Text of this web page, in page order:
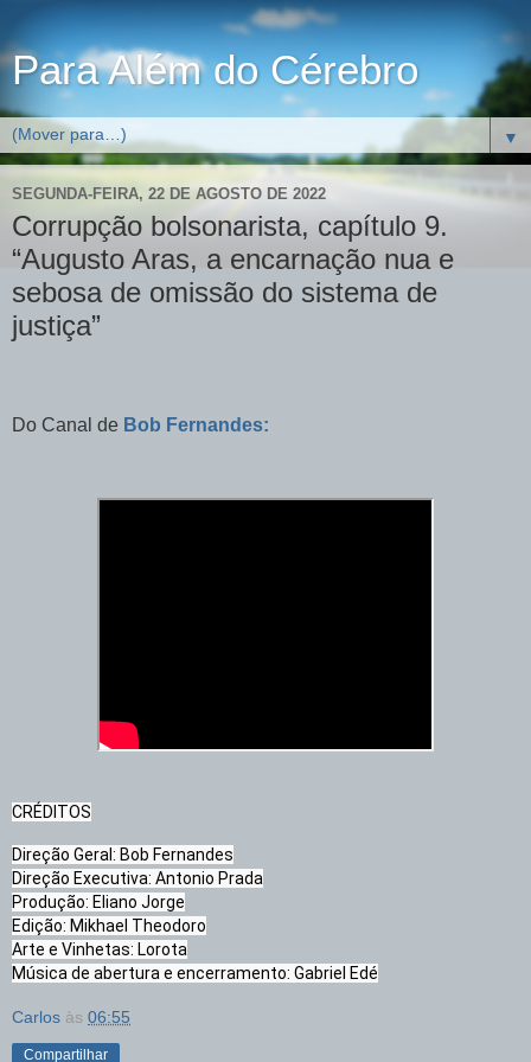
Para Além do Cérebro
▼
SEGUNDA-FEIRA, 22 DE AGOSTO DE 2022
Corrupção bolsonarista, capítulo 9.
“Augusto Aras, a encarnação nua e
sebosa de omissão do sistema de
justiça”
Do Canal de Bob Fernandes:
CRÉDITOS
Direção Geral: Bob Fernandes
Direção Executiva: Antonio Prada
Produção: Eliano Jorge
Edição: Mikhael Theodoro
Arte e Vinhetas: Lorota
Música de abertura e encerramento: Gabriel Edé
Carlos às 06:55
Compartilhar